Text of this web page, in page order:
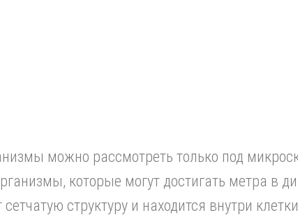
можно рассмотреть только под
которые могут достигать метра в
структуру и находится внутри